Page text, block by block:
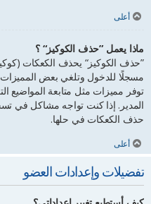
أعلى
ماذا يعمل ”حذف الكوكيز“ ؟
”حذف الكوكيز“ يحذف الكعكات
مسجلًا للدخول وتلغي بعض المميزات
توفر مميزات مثل متابعة المواضيع
المدير. إذا كنت تواجه مشاكل في
حذف الكعكات في حلها.
أعلى
تفضيلات وإعدادات العضو